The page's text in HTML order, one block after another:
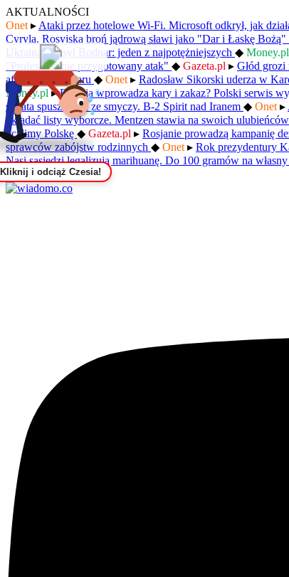
AKTUALNOŚCI
Onet ▸ Ataki przez hotelowe Wi-Fi. Microsoft odkrył, jak
Cyryla. Rosyjską broń jądrową sławi jako "Dar i Łaskę Bożą"
Ukrainą. Wasyl Bodnar: jeden z najpotężniejszych ◆ Money.pl
"Profesjonalnie przygotowany atak" ◆ Gazeta.pl ▸ Głód
afrykańskiego żaru ◆ Onet ▸ Radosław Sikorski uderza w
Money.pl▸ Francja wprowadza kary i zakaz? Polski serwis
świata spuszczone ze smyczy. B-2 Spirit nad Iranem ◆ Onet ▸
układać listy wyborcze. Mentzen stawia na swoich ulubieńców
ocalimy Polskę ◆ Gazeta.pl ▸ Rosjanie prowadzą kampanię
sprawców zabójstw rodzinnych ◆ Onet ▸ Rok prezydentury
Nasi sąsiedzi legalizują marihuanę. Do 100 gramów na
Kliknij i odciąż Czesia!